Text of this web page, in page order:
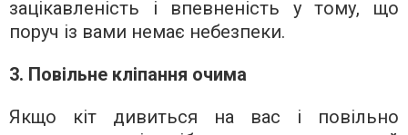
зацікавленість і впевненість у тому, що
поруч із вами немає небезпеки.
3. Повільне кліпання очима
Якщо кіт дивиться на вас і повільно